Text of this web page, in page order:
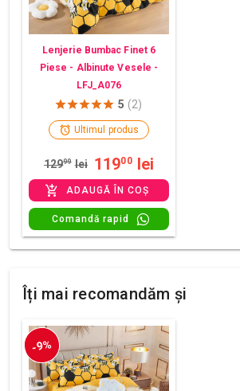
Lenjerie Bumbac Finet 6
Piese - Albinute Vesele -
LFJ_A076
5 (2)
Ultimul produs
12999 lei 11900 lei
ADAUGĂ ÎN COȘ
Comandă rapid
Îți mai recomandăm și
-9%